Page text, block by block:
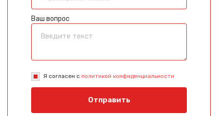
Ваш вопрос
Я согласен с политикой конфиденциальности
Отправить